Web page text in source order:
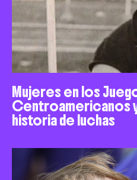
Mujeres en los
Centroamericanos
historia de luchas